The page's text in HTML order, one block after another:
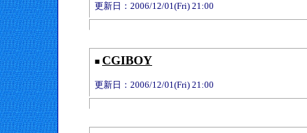
更新日：2006/12/01(Fri) 21:00
■ CGIBOY
更新日：2006/12/01(Fri) 21:00